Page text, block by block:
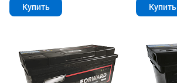
Купить Купить